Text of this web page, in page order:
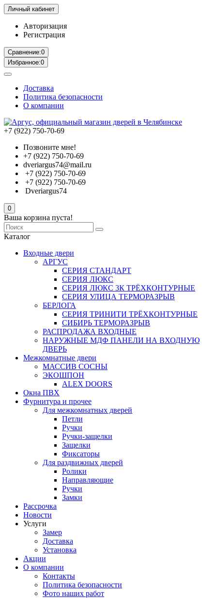
Личный кабинет
Авторизация
Регистрация
Сравнение:0
Избранное:0
Доставка
Политика безопасности
О компании
+7 (922) 750-70-69
Позвоните мне!
+7 (922) 750-70-69
dveriargus74@mail.ru
+7 (922) 750-70-69
+7 (922) 750-70-69
Dveriargus74
0
Ваша корзина пуста!
Каталог
Входные двери
АРГУС
СЕРИЯ СТАНДАРТ
СЕРИЯ ЛЮКС
СЕРИЯ ЛЮКС 3К ТРЁХКОНТУРНЫЕ
СЕРИЯ УЛИЦА ТЕРМОРАЗРЫВ
БЕРЛОГА
СЕРИЯ ТРИНИТИ ТРЁХКОНТУРНЫЕ
СИБИРЬ ТЕРМОРАЗРЫВ
РАСПРОДАЖА ВХОДНЫЕ
НАРУЖНЫЕ МДФ ПАНЕЛИ НА ВХОДНУЮ
ДВЕРЬ
Межкомнатные двери
МАССИВ СОСНЫ
ЭКОШПОН
ALEX DOORS
Окна ПВХ
Фурнитура и прочее
Для межкомнатных дверей
Петли
Ручки
Ручки-защелки
Защелки
Фиксаторы
Для раздвижных дверей
Ролики
Направляющие
Ручки
Замки
Рассрочка
Новости
Услуги
Замер
Доставка
Установка
Акции
О компании
Контакты
Политика безопасности
Фото наших работ